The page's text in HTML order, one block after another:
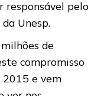
responsável pelo
Unesp.
de
compromisso
2015 e vem